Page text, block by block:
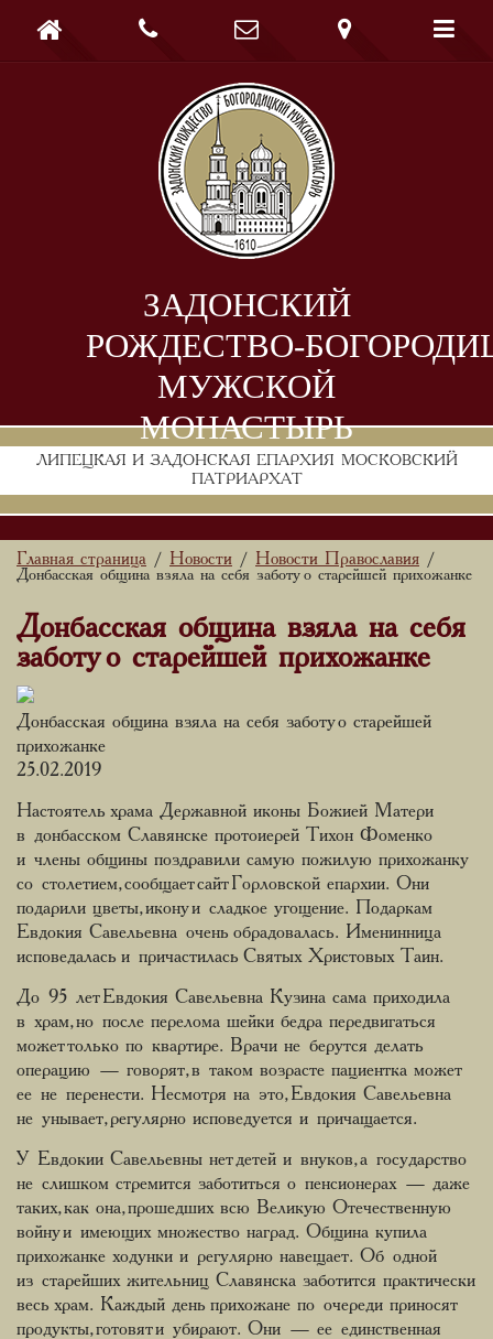
ЗАДОНСКИЙ
РОЖДЕСТВО-
МУЖСКОЙ
МОНАСТЫРЬ
ЛИПЕЦКАЯ И ЗАДОНСКАЯ ЕПАРХИЯ МОСКОВСКИЙ
ПАТРИАРХАТ
    
Главная страница / Новости / Новости Православия /
Донбасская община взяла на себя заботу о старейшей прихожанке
Донбасская община взяла на себя
заботу о старейшей прихожанке
Донбасская община взяла на себя заботу о старейшей
прихожанке
25.02.2019
Настоятель храма Державной иконы Божией Матери
в донбасском Славянске протоиерей Тихон Фоменко
и члены общины поздравили самую пожилую прихожанку
со столетием, сообщает сайт Горловской епархии. Они
подарили цветы, икону и сладкое угощение. Подаркам
Евдокия Савельевна очень обрадовалась. Именинница
исповедалась и причастилась Святых Христовых Таин.
До 95 лет Евдокия Савельевна Кузина сама приходила
в храм, но после перелома шейки бедра передвигаться
может только по квартире. Врачи не берутся делать
операцию — говорят, в таком возрасте пациентка может
ее не перенести. Несмотря на это, Евдокия Савельевна
не унывает, регулярно исповедуется и причащается.
У Евдокии Савельевны нет детей и внуков, а государство
не слишком стремится заботиться о пенсионерах — даже
таких, как она, прошедших всю Великую Отечественную
войну и имеющих множество наград. Община купила
прихожанке ходунки и регулярно навещает. Об одной
из старейших жительниц Славянска заботится практически
весь храм. Каждый день прихожане по очереди приносят
продукты, готовят и убирают. Они — ее единственная